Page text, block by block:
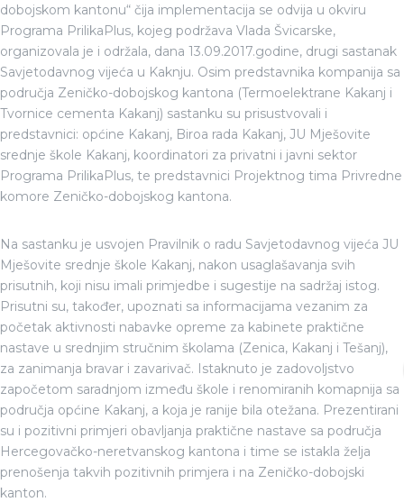
dobojskom kantonu“ čija implementacija se odvija u okviru
Programa PrilikaPlus, kojeg podržava Vlada Švicarske,
organizovala je i održala, dana 13.09.2017.godine, drugi sastanak
Savjetodavnog vijeća u Kaknju. Osim predstavnika kompanija sa
područja Zeničko-dobojskog kantona (Termoelektrane Kakanj i
Tvornice cementa Kakanj) sastanku su prisustvovali i
predstavnici: općine Kakanj, Biroa rada Kakanj, JU Mješovite
srednje škole Kakanj, koordinatori za privatni i javni sektor
Programa PrilikaPlus, te predstavnici Projektnog tima Privredne
komore Zeničko-dobojskog kantona.
Na sastanku je usvojen Pravilnik o radu Savjetodavnog vijeća JU
Mješovite srednje škole Kakanj, nakon usaglašavanja svih
prisutnih, koji nisu imali primjedbe i sugestije na sadržaj istog.
Prisutni su, također, upoznati sa informacijama vezanim za
početak aktivnosti nabavke opreme za kabinete praktične
nastave u srednjim stručnim školama (Zenica, Kakanj i Tešanj),
za zanimanja bravar i zavarivač. Istaknuto je zadovoljstvo
započetom saradnjom između škole i renomiranih komapnija sa
područja općine Kakanj, a koja je ranije bila otežana. Prezentirani
su i pozitivni primjeri obavljanja praktične nastave sa područja
Hercegovačko-neretvanskog kantona i time se istakla želja
prenošenja takvih pozitivnih primjera i na Zeničko-dobojski
kanton.